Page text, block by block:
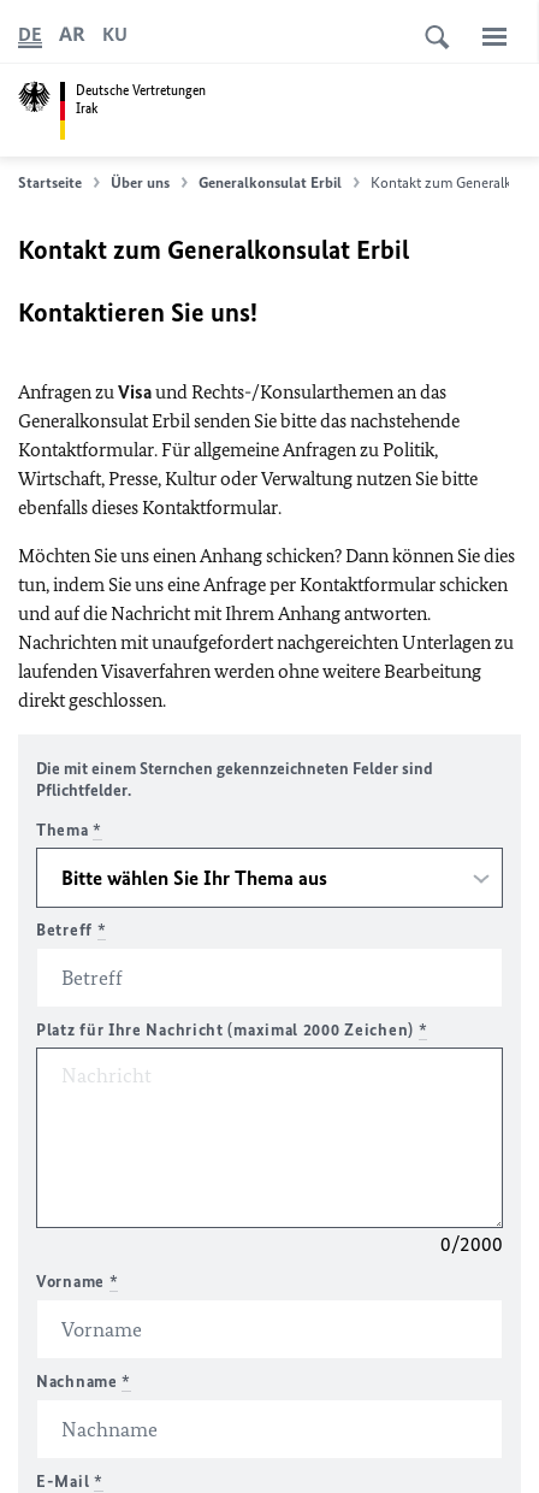
Deutsche Vertretungen
Irak
DE AR KU
Startseite Über uns Generalkonsulat Erbil Kontakt zum
Kontakt zum Generalkonsulat Erbil
Kontaktieren Sie uns!
Anfragen zuVisaund Rechts-/Konsularthemen an das
Generalkonsulat Erbil senden Sie bitte das nachstehende
Kontaktformular. Für allgemeine Anfragen zu Politik,
Wirtschaft, Presse, Kultur oder Verwaltung nutzen Sie bitte
ebenfalls dieses Kontaktformular.
Möchten Sie uns einen Anhang schicken? Dann können Sie dies
tun, indem Sie uns eine Anfrage per Kontaktformular schicken
und auf die Nachricht mit Ihrem Anhang antworten.
Nachrichten mit unaufgefordert nachgereichten Unterlagen zu
laufenden Visaverfahren werden ohne weitere Bearbeitung
direkt geschlossen.
Die mit einem Sternchen gekennzeichneten Felder sind
Pflichtfelder.
Thema*
Betreff *
Platz für Ihre Nachricht (maximal 2000 Zeichen) *
0/2000
Vorname *
Nachname*
E-Mail *